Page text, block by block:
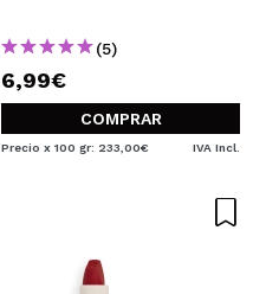
(5)
6,99€
COMPRAR
Precio x 100 gr: 233,00€ IVA Incl.